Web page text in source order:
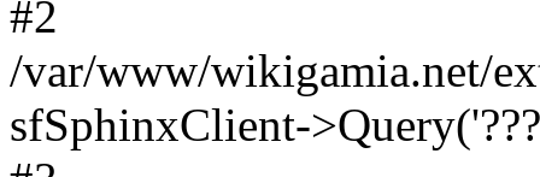
#2
/var/www/wikigamia.net/
sfSphinxClient-